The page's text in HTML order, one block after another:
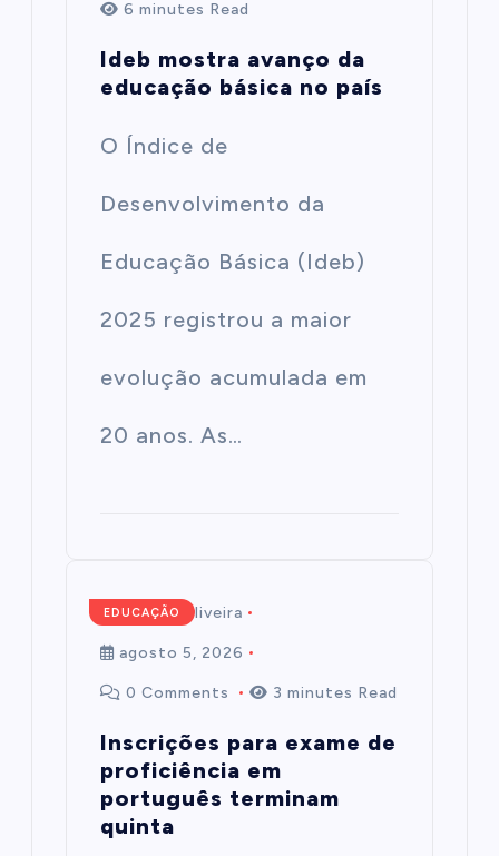
6 minutes Read
Ideb mostra avanço da
educação básica no país
O Índice de
Desenvolvimento da
Educação Básica (Ideb)
2025 registrou a maior
evolução acumulada em
20 anos. As…
EDUCAÇÃO
Mairim de Oliveira
agosto 5, 2026
0 Comments 3 minutes Read
Inscrições para exame de
proficiência em
português terminam
quinta